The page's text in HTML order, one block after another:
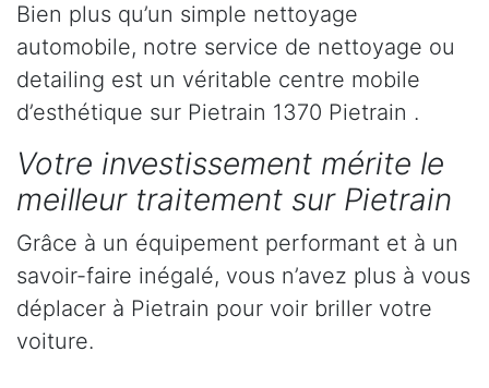
Bien plus qu’un simple nettoyage
automobile, notre service de nettoyage ou
detailing est un véritable centre mobile
d’esthétique sur Pietrain 1370 Pietrain .
Votre investissement mérite le
meilleur traitement sur Pietrain
Grâce à un équipement performant et à un
savoir-faire inégalé, vous n’avez plus à vous
déplacer à Pietrain pour voir briller votre
voiture.